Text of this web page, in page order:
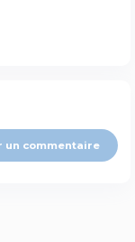
un commentaire